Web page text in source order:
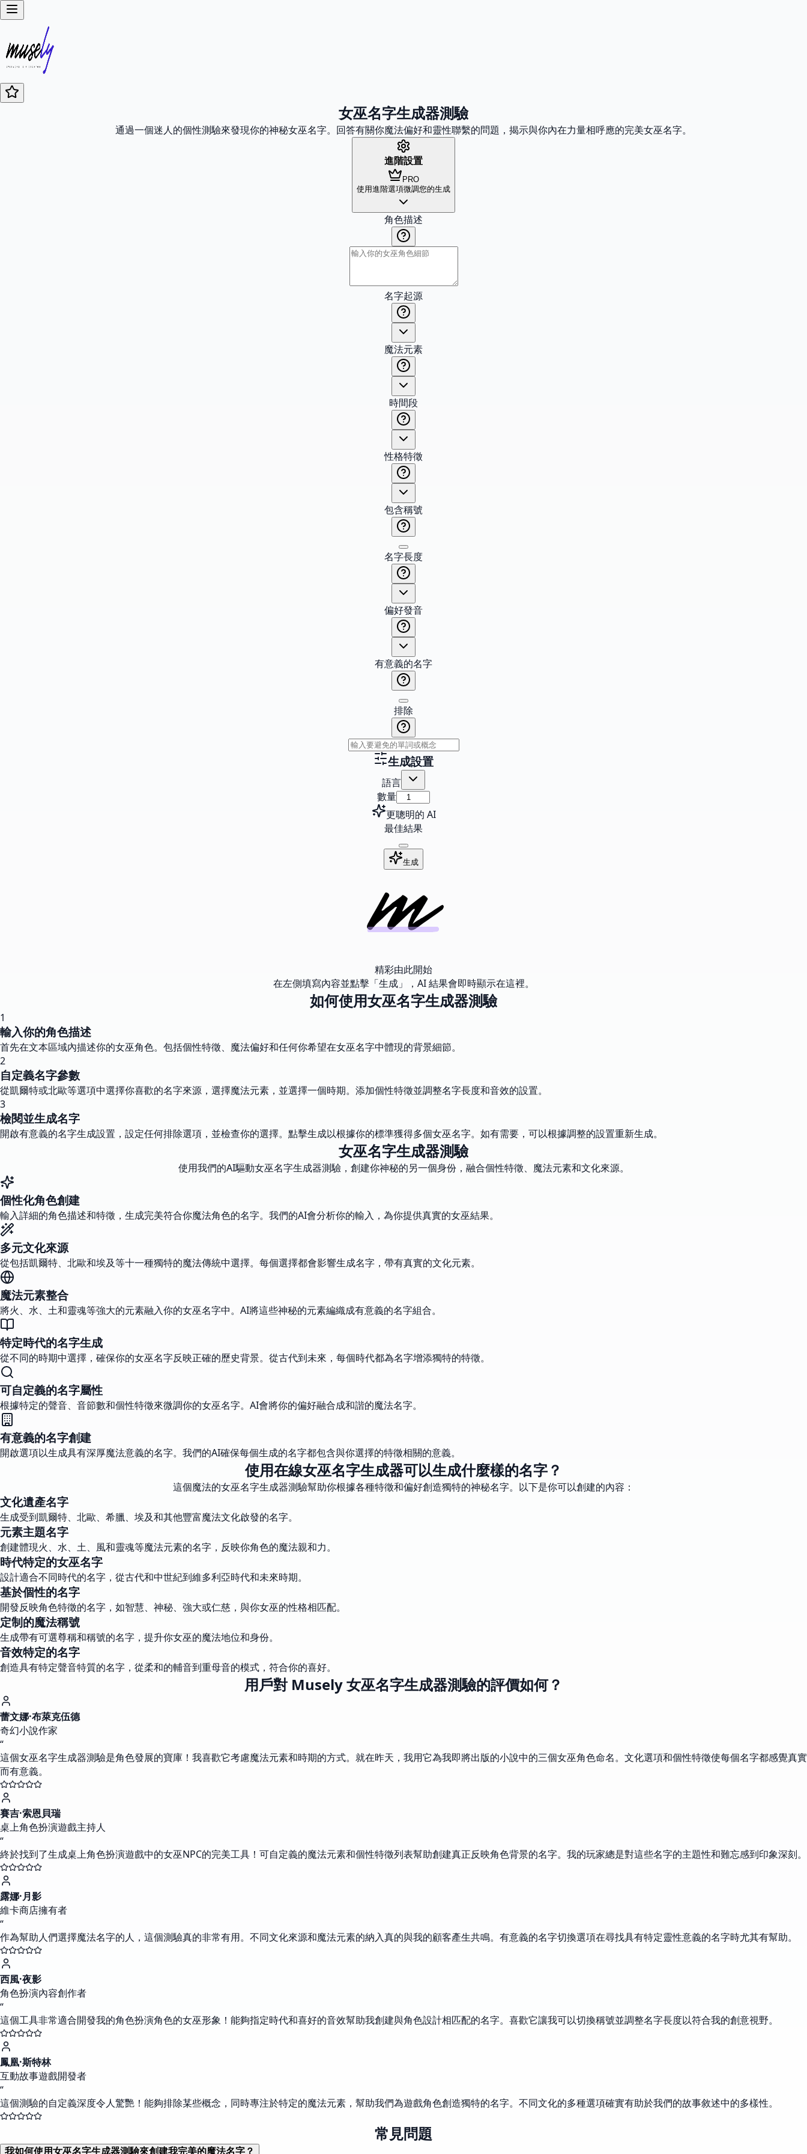
女巫名字生成器測驗
通過一個迷人的個性測驗來發現你的神秘女巫名字。回答有關你魔法偏好和靈性聯繫的問題，揭示與你內在力量相呼應的完美女巫名字。
進階設置
PRO
使用進階選項微調您的生成
角色描述
名字起源
魔法元素
時間段
性格特徵
包含稱號
名字長度
偏好發音
有意義的名字
排除
生成設置
語言
數量
更聰明的 AI
最佳結果
生成
精彩由此開始
在左側填寫內容並點擊「生成」，AI 結果會即時顯示在這裡。
如何使用女巫名字生成器測驗
1
輸入你的角色描述
首先在文本區域內描述你的女巫角色。包括個性特徵、魔法偏好和任何你希望在女巫名字中體現的背景細節。
2
自定義名字參數
從凱爾特或北歐等選項中選擇你喜歡的名字來源，選擇魔法元素，並選擇一個時期。添加個性特徵並調整名字長度和音效的設置。
3
檢閱並生成名字
開啟有意義的名字生成設置，設定任何排除選項，並檢查你的選擇。點擊生成以根據你的標準獲得多個女巫名字。如有需要，可以根據調整的設置重新生成。
女巫名字生成器測驗
使用我們的AI驅動女巫名字生成器測驗，創建你神秘的另一個身份，融合個性特徵、魔法元素和文化來源。
個性化角色創建
輸入詳細的角色描述和特徵，生成完美符合你魔法角色的名字。我們的AI會分析你的輸入，為你提供真實的女巫結果。
多元文化來源
從包括凱爾特、北歐和埃及等十一種獨特的魔法傳統中選擇。每個選擇都會影響生成名字，帶有真實的文化元素。
魔法元素整合
將火、水、土和靈魂等強大的元素融入你的女巫名字中。AI將這些神秘的元素編織成有意義的名字組合。
特定時代的名字生成
從不同的時期中選擇，確保你的女巫名字反映正確的歷史背景。從古代到未來，每個時代都為名字增添獨特的特徵。
可自定義的名字屬性
根據特定的聲音、音節數和個性特徵來微調你的女巫名字。AI會將你的偏好融合成和諧的魔法名字。
有意義的名字創建
開啟選項以生成具有深厚魔法意義的名字。我們的AI確保每個生成的名字都包含與你選擇的特徵相關的意義。
使用在線女巫名字生成器可以生成什麼樣的名字？
這個魔法的女巫名字生成器測驗幫助你根據各種特徵和偏好創造獨特的神秘名字。以下是你可以創建的內容：
文化遺產名字
生成受到凱爾特、北歐、希臘、埃及和其他豐富魔法文化啟發的名字。
元素主題名字
創建體現火、水、土、風和靈魂等魔法元素的名字，反映你角色的魔法親和力。
時代特定的女巫名字
設計適合不同時代的名字，從古代和中世紀到維多利亞時代和未來時期。
基於個性的名字
開發反映角色特徵的名字，如智慧、神秘、強大或仁慈，與你女巫的性格相匹配。
定制的魔法稱號
生成帶有可選尊稱和稱號的名字，提升你女巫的魔法地位和身份。
音效特定的名字
創造具有特定聲音特質的名字，從柔和的輔音到重母音的模式，符合你的喜好。
用戶對 Musely 女巫名字生成器測驗的評價如何？
蕾文娜·布萊克伍德
奇幻小說作家
“
這個女巫名字生成器測驗是角色發展的寶庫！我喜歡它考慮魔法元素和時期的方式。就在昨天，我用它為我即將出版的小說中的三個女巫角色命名。文化選項和個性特徵使每個名字都感覺真實
而有意義。
賽吉·索恩貝瑞
桌上角色扮演遊戲主持人
“
終於找到了生成桌上角色扮演遊戲中的女巫NPC的完美工具！可自定義的魔法元素和個性特徵列表幫助創建真正反映角色背景的名字。我的玩家總是對這些名字的主題性和難忘感到印象深刻。
露娜·月影
維卡商店擁有者
“
作為幫助人們選擇魔法名字的人，這個測驗真的非常有用。不同文化來源和魔法元素的納入真的與我的顧客產生共鳴。有意義的名字切換選項在尋找具有特定靈性意義的名字時尤其有幫助。
西風·夜影
角色扮演內容創作者
“
這個工具非常適合開發我的角色扮演角色的女巫形象！能夠指定時代和喜好的音效幫助我創建與角色設計相匹配的名字。喜歡它讓我可以切換稱號並調整名字長度以符合我的創意視野。
鳳凰·斯特林
互動故事遊戲開發者
“
這個測驗的自定義深度令人驚艷！能夠排除某些概念，同時專注於特定的魔法元素，幫助我們為遊戲角色創造獨特的名字。不同文化的多種選項確實有助於我們的故事敘述中的多樣性。
常見問題
我如何使用女巫名字生成器測驗來創建我完美的魔法名字？